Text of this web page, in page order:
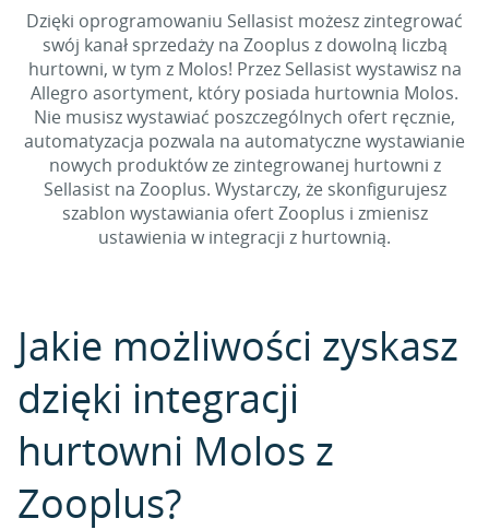
Dzięki oprogramowaniu Sellasist możesz zintegrować
swój kanał sprzedaży na Zooplus z dowolną liczbą
hurtowni, w tym z Molos! Przez Sellasist wystawisz na
Allegro asortyment, który posiada hurtownia Molos.
Nie musisz wystawiać poszczególnych ofert ręcznie,
automatyzacja pozwala na automatyczne wystawianie
nowych produktów ze zintegrowanej hurtowni z
Sellasist na Zooplus. Wystarczy, że skonfigurujesz
szablon wystawiania ofert Zooplus i zmienisz
ustawienia w integracji z hurtownią.
Jakie możliwości zyskasz
dzięki integracji
hurtowni Molos z
Zooplus?